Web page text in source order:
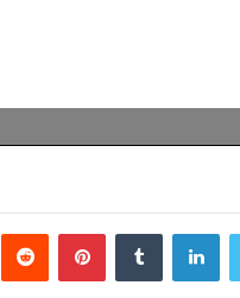
لينكدإن بينتيريست